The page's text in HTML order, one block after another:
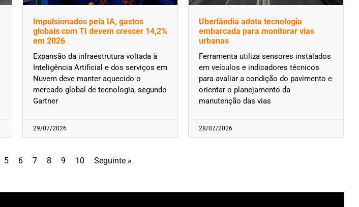
Impulsionados pela IA, gastos
globais com TI devem crescer 14,2%
em 2026
Expansão da infraestrutura voltada à
Inteligência Artificial e dos serviços em
Nuvem deve manter aquecido o
mercado global de tecnologia, segundo
Gartner
29/07/2026
Uberlândia adota tecnologia
embarcada para monitorar vias
urbanas
Ferramenta utiliza sensores instalados
em veículos e indicadores técnicos
para avaliar a condição do pavimento e
orientar o planejamento da
manutenção das vias
28/07/2026
5 6 7 8 9 10 Seguinte »